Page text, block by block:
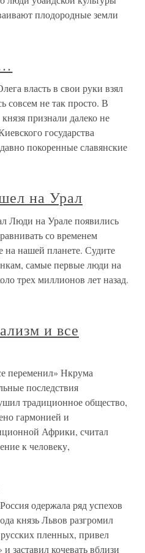
плодородные земли
власть в свои руки взял
совсем не так просто. В
признали далеко не
государства
покоренные славянские
на Урал
Люди на Урале появились
со временем
на нашей планете. Судите
самые первые люди на
трех миллионов лет назад.
и все
переменил» Нкрума
последствия
традиционное общество,
гармонией и
Африки, считал
к человеку,
одержала ряд успехов
князь Львов разгромил
пленных, привел
заставил кочевать вблизи